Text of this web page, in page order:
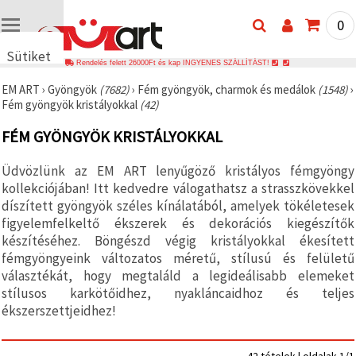
Sütiket
🍪 Cookie-
kat és
technológiákat
használunk
érdekében,
hogy
biztosítsuk
a weboldal
megfelelő
működését,
javítsuk az
Ön
felhasználói
élményét,
és az Ön
hozzájárulásával
a
0
Rendelés felett 26000Ft és kap INGYENES SZÁLLÍTÁST!
EM ART › Gyöngyök (7682)› Fém gyöngyök, charmok és medálok (1548)›
Fém gyöngyök kristályokkal (42)
FÉM GYÖNGYÖK KRISTÁLYOKKAL
Üdvözlünk az EM ART lenyűgöző kristályos fémgyöngy
kollekciójában! Itt kedvedre válogathatsz a strasszkövekkel
díszített gyöngyök széles kínálatából, amelyek tökéletesek
figyelemfelkeltő ékszerek és dekorációs kiegészítők
készítéséhez. Böngészd végig kristályokkal ékesített
fémgyöngyeink változatos méretű, stílusú és felületű
választékát, hogy megtaláld a legideálisabb elemeket
stílusos karkötőidhez, nyakláncaidhoz és teljes
ékszerszettjeidhez!